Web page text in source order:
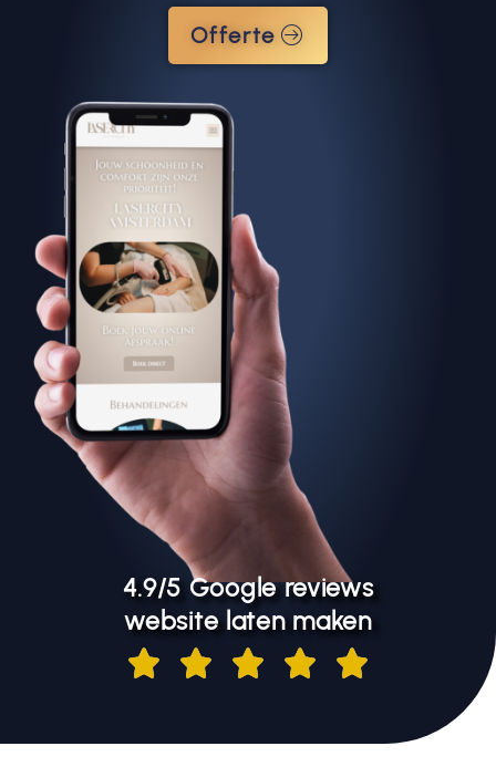
4.9/5 Google reviews
website laten maken
Offerte